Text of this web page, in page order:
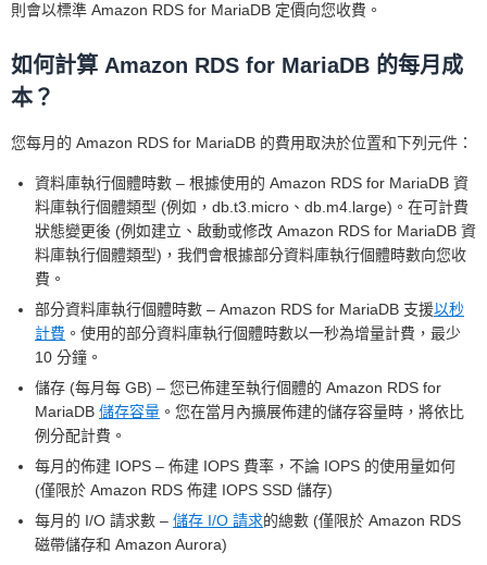
則會以標準 Amazon RDS for MariaDB 定價向您收費。
如何計算 Amazon RDS for MariaDB 的每月成
本？
您每月的 Amazon RDS for MariaDB 的費用取決於位置和下列元件：
資料庫執行個體時數 – 根據使用的 Amazon RDS for MariaDB 資
料庫執行個體類型 (例如，db.t3.micro、db.m4.large)。在可計費
狀態變更後 (例如建立、啟動或修改 Amazon RDS for MariaDB 資
料庫執行個體類型)，我們會根據部分資料庫執行個體時數向您收
費。
部分資料庫執行個體時數 – Amazon RDS for MariaDB 支援以秒
計費 。使用的部分資料庫執行個體時數以一秒為增量計費，最少
10 分鐘。
儲存 (每月每 GB) – 您已佈建至執行個體的 Amazon RDS for
MariaDB 儲存容量 。您在當月內擴展佈建的儲存容量時，將依比
例分配計費。
每月的佈建 IOPS – 佈建 IOPS 費率，不論 IOPS 的使用量如何
(僅限於 Amazon RDS 佈建 IOPS SSD 儲存)
每月的 I/O 請求數 – 儲存 I/O 請求的總數 (僅限於 Amazon RDS
磁帶儲存和 Amazon Aurora)